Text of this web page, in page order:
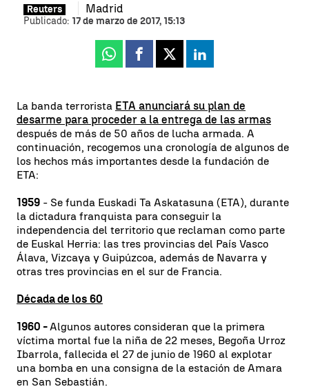
Reuters Madrid
Publicado: 17 de marzo de 2017, 15:13
Whatsapp
Facebook
X Linkedin
La banda terrorista ETA anunciará su plan de
desarme para proceder a la entrega de las armas
después de más de 50 años de lucha armada. A
continuación, recogemos una cronología de algunos de
los hechos más importantes desde la fundación de
ETA:
1959 - Se funda Euskadi Ta Askatasuna (ETA), durante
la dictadura franquista para conseguir la
independencia del territorio que reclaman como parte
de Euskal Herria: las tres provincias del País Vasco
Álava, Vizcaya y Guipúzcoa, además de Navarra y
otras tres provincias en el sur de Francia.
Década de los 60
1960 - Algunos autores consideran que la primera
víctima mortal fue la niña de 22 meses, Begoña Urroz
Ibarrola, fallecida el 27 de junio de 1960 al explotar
una bomba en una consigna de la estación de Amara
en San Sebastián.